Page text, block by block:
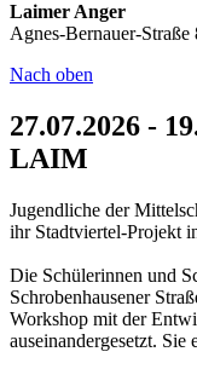
Laimer Anger
Agnes-Bernauer-
Nach oben
27.07.2026 -
LAIM
Jugendliche der
ihr Stadtviertel-Projekt
Die Schülerinnen und
Schrobenhausener
Workshop mit der
auseinandergesetzt. Sie